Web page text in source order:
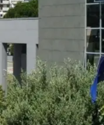
SANITÀ
CULTURA
AMBIENTE
Streaming
LAC TV